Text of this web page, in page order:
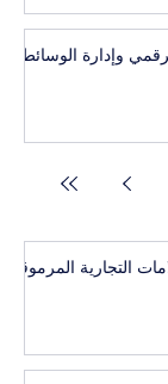
وإدارة الوسائط
التجارية المرموقة